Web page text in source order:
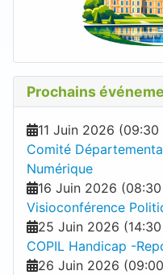
Prochains
11 Juin 2026 (09:30
Comité
Numérique
16 Juin 2026 (08:30
Visioconférence
25 Juin 2026 (14:30
COPIL Handicap -
26 Juin 2026 (09:00